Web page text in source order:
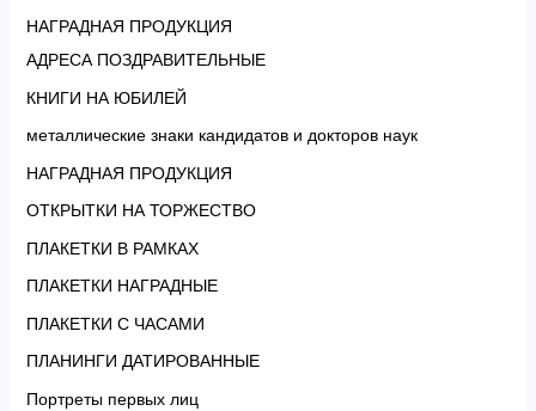
НАГРАДНАЯ ПРОДУКЦИЯ
АДРЕСА ПОЗДРАВИТЕЛЬНЫЕ
КНИГИ НА ЮБИЛЕЙ
металлические знаки кандидатов и докторов наук
НАГРАДНАЯ ПРОДУКЦИЯ
ОТКРЫТКИ НА ТОРЖЕСТВО
ПЛАКЕТКИ В РАМКАХ
ПЛАКЕТКИ НАГРАДНЫЕ
ПЛАКЕТКИ С ЧАСАМИ
ПЛАНИНГИ ДАТИРОВАННЫЕ
Портреты первых лиц